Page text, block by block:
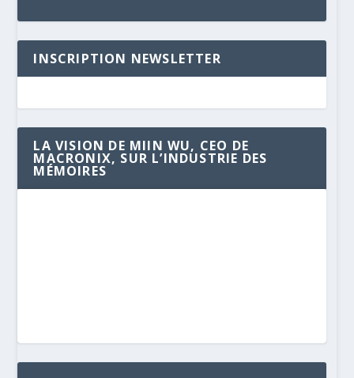
INSCRIPTION NEWSLETTER
LA VISION DE MIIN WU, CEO DE
MACRONIX, SUR L’INDUSTRIE DES
MÉMOIRES